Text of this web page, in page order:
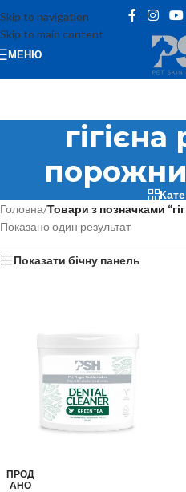
Skip to navigation
Skip to main content
МЕНЮ
гігієна
Головна/Товари з позначками
Показано один результат
Показати бічну панель
ПРОД
АНО